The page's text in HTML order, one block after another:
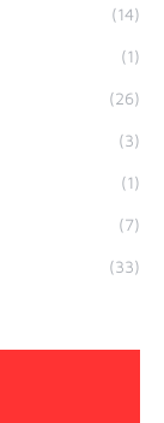
(14)
(1)
(26)
(3)
(1)
(7)
(33)